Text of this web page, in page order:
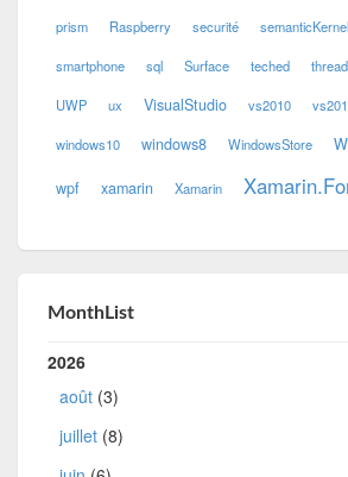
prism Raspberry securité semanticKernel
smartphone sql Surface teched
UWP ux VisualStudio vs2010
windows10 windows8 WindowsStore
wpf xamarin Xamarin
MonthList
2026
août (3)
juillet (8)